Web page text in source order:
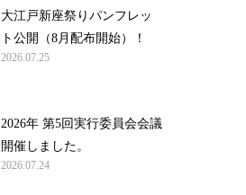
大江戸新座祭りパンフレッ
ト公開（8月配布開始）！
2026.07.25
2026年 第5回実行委員会会議
開催しました。
2026.07.24